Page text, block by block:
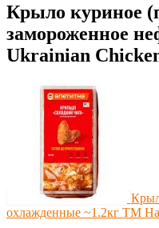
Крыло куриное
замороженное
Ukrainian
охлажденные ~1.2кг ТМ